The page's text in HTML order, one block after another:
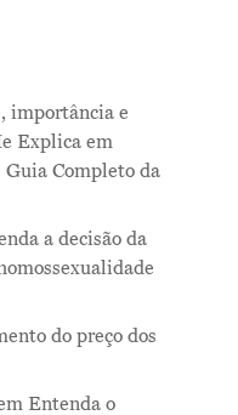
importância e
Explica em
Completo da
a decisão da
do preço dos
Entenda o